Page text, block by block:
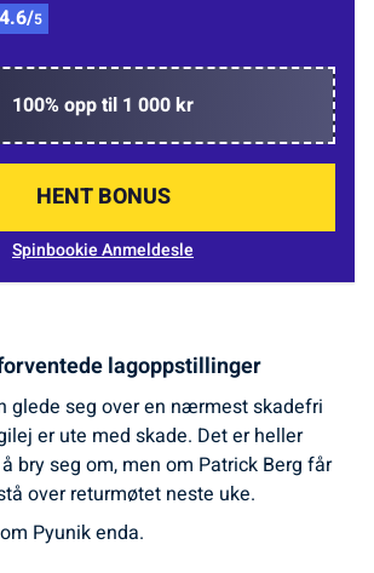
4.6/5
100% opp til 1 000 kr
HENT BONUS
Spinbookie Anmeldesle
lagoppstillinger
glede seg over en nærmest skadefri
er ute med skade. Det er heller
bry seg om, men om Patrick Berg får
over returmøtet neste uke.
Pyunik enda.